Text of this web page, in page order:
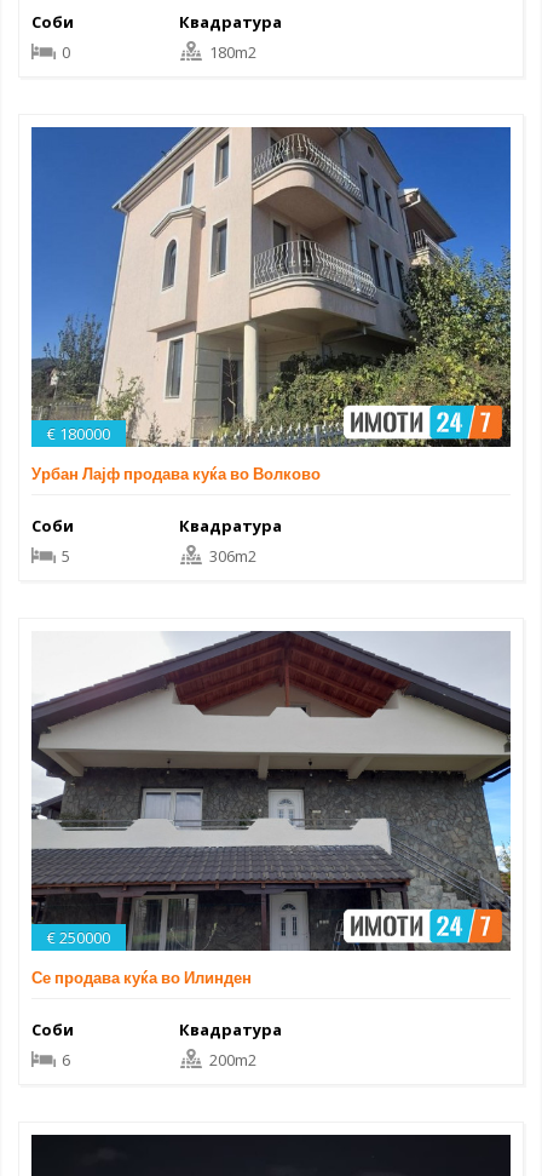
Соби
0
Квадратура
180m2
€ 180000
Урбан Лајф продава куќа во Волково
Соби
5
Квадратура
306m2
€ 250000
Се продава куќа во Илинден
Соби
6
Квадратура
200m2